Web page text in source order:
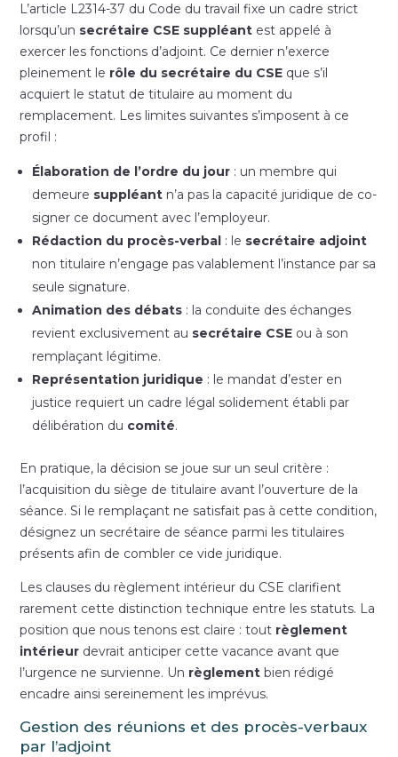
L’article L2314-37 du Code du travail fixe un cadre strict
lorsqu’un secrétaire CSE suppléant est appelé à
exercer les fonctions d’adjoint. Ce dernier n’exerce
pleinement le rôle du secrétaire du CSE que s’il
acquiert le statut de titulaire au moment du
remplacement. Les limites suivantes s’imposent à ce
profil :
Élaboration de l’ordre du jour : un membre qui
demeure suppléant n’a pas la capacité juridique de co-
signer ce document avec l’employeur.
Rédaction du procès-verbal : le secrétaire adjoint
non titulaire n’engage pas valablement l’instance par sa
seule signature.
Animation des débats : la conduite des échanges
revient exclusivement au secrétaire CSE ou à son
remplaçant légitime.
Représentation juridique : le mandat d’ester en
justice requiert un cadre légal solidement établi par
délibération du comité.
En pratique, la décision se joue sur un seul critère :
l’acquisition du siège de titulaire avant l’ouverture de la
séance. Si le remplaçant ne satisfait pas à cette condition,
désignez un secrétaire de séance parmi les titulaires
présents afin de combler ce vide juridique.
Les clauses du règlement intérieur du CSE clarifient
rarement cette distinction technique entre les statuts. La
position que nous tenons est claire : tout règlement
intérieur devrait anticiper cette vacance avant que
l’urgence ne survienne. Un règlement bien rédigé
encadre ainsi sereinement les imprévus.
Gestion des réunions et des procès-verbaux
par l’adjoint